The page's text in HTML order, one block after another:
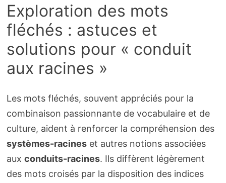
Exploration des mots
fléchés : astuces et
solutions pour « conduit
aux racines »
Les mots fléchés, souvent appréciés pour la
combinaison passionnante de vocabulaire et de
culture, aident à renforcer la compréhension des
systèmes-racineset autres notions associées
aux conduits-racines. Ils diffèrent légèrement
des mots croisés par la disposition des indices